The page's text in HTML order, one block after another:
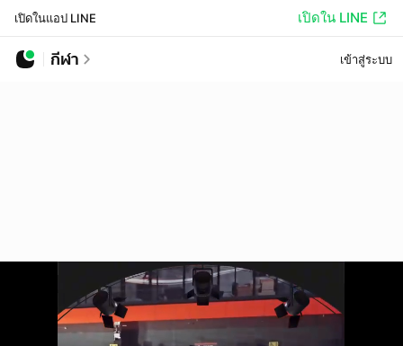
เปิดในแอป LINE เปิดใน LINE
กีฬา เข้าสู่ระบบ